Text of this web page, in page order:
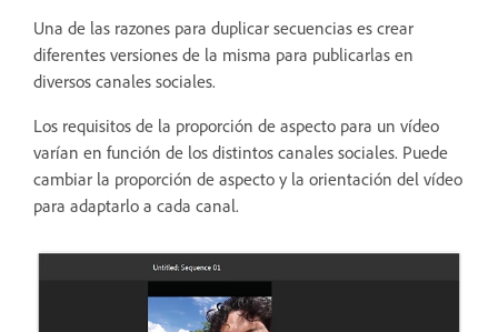
Una de las razones para duplicar secuencias es crear
diferentes versiones de la misma para publicarlas en
diversos canales sociales.
Los requisitos de la proporción de aspecto para un vídeo
varían en función de los distintos canales sociales. Puede
cambiar la proporción de aspecto y la orientación del vídeo
para adaptarlo a cada canal.